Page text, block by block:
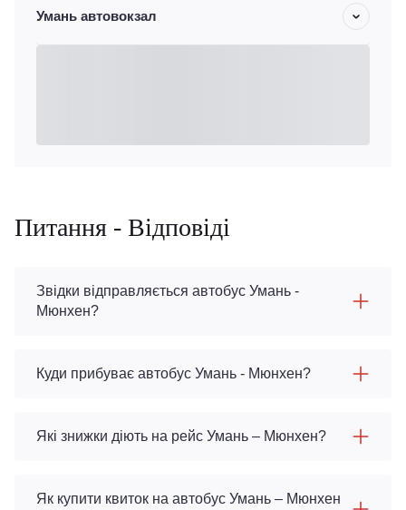
Умань автовокзал
Питання - Відповіді
Звідки відправляється автобус Умань -
Мюнхен?
Куди прибуває автобус Умань - Мюнхен?
Які знижки діють на рейс Умань – Мюнхен?
Як купити квиток на автобус Умань – Мюнхен